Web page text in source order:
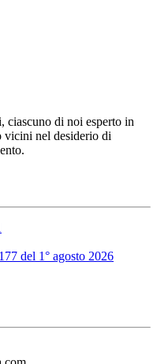
ciascuno di noi esperto in
vicini nel desiderio di
del 1° agosto 2026